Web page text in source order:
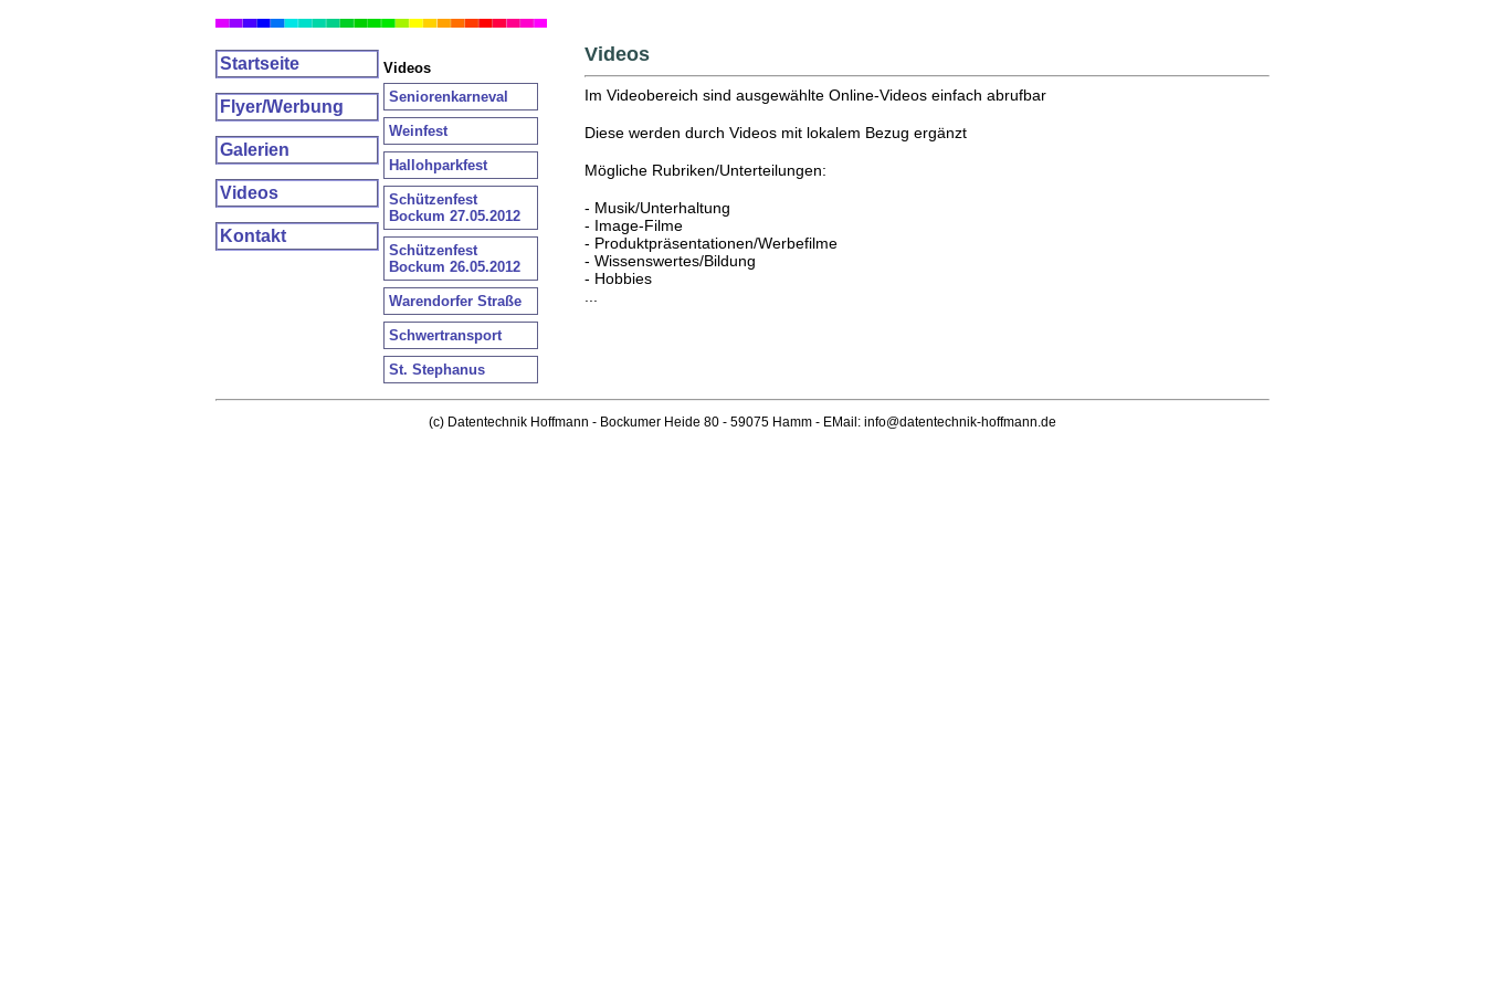
Startseite
Flyer/Werbung
Galerien
Videos
Kontakt
Videos
Seniorenkarneval
Weinfest
Hallohparkfest
Schützenfest
Bockum 27.05.2012
Schützenfest
Bockum 26.05.2012
Warendorfer Straße
Schwertransport
St. Stephanus
Videos
Im Videobereich sind ausgewählte Online-Videos einfach abrufbar
Diese werden durch Videos mit lokalem Bezug ergänzt
Mögliche Rubriken/Unterteilungen:
- Musik/Unterhaltung
- Image-Filme
- Produktpräsentationen/Werbefilme
- Wissenswertes/Bildung
- Hobbies
(c) Datentechnik Hoffmann - Bockumer Heide 80 - 59075 Hamm - EMail: info@datentechnik-hoffmann.de